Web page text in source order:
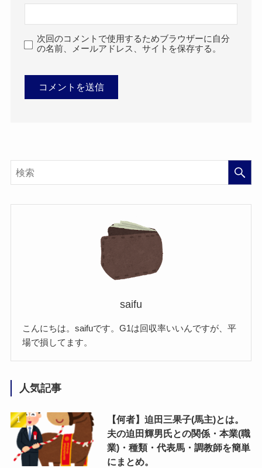
次回のコメントで使用するためブラウザーに自分
の名前、メールアドレス、サイトを保存する。
saifu
こんにちは。saifuです。G1は回収率いいんですが、平
場で損してます。
人気記事
【何者】迫田三果子(馬主)とは。
夫の迫田輝男氏との関係・本業(職
業)・種類・代表馬・調教師を簡単
にまとめ。